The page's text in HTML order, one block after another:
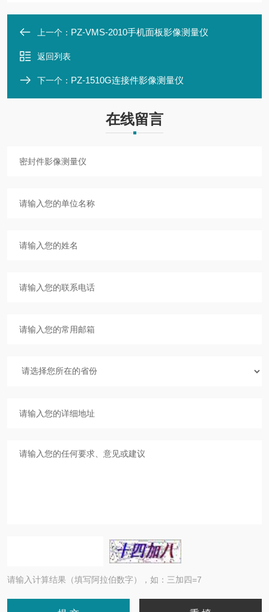
上一个： PZ-VMS-2010手机面板影像测量仪
返回列表
下一个： PZ-1510G连接件影像测量仪
在线留言
请输入计算结果（填写阿拉伯数字），如：三加四=7